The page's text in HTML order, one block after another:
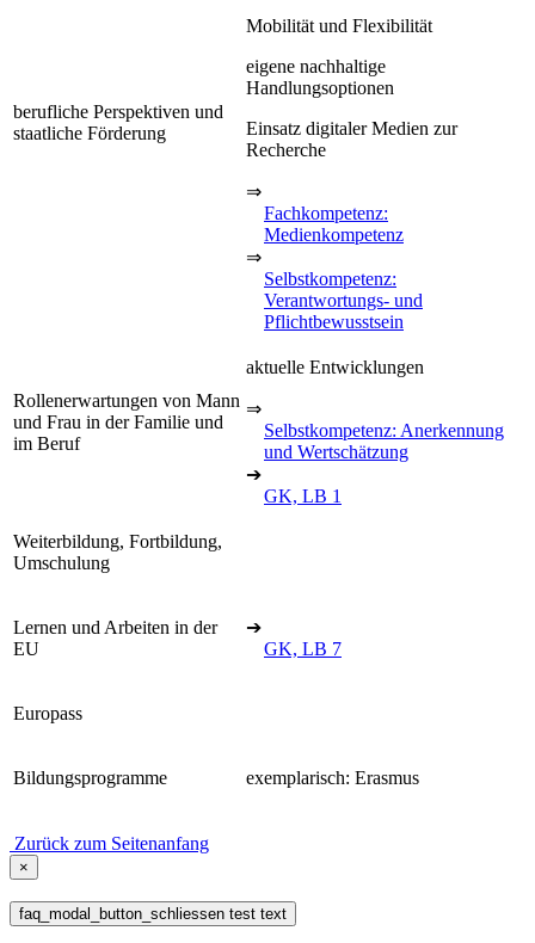
berufliche Perspektiven und
staatliche Förderung
Mobilität und Flexibilität
eigene nachhaltige
Handlungsoptionen
Einsatz digitaler Medien zur
Recherche
⇒
Fachkompetenz:
Medienkompetenz
⇒
Selbstkompetenz:
Verantwortungs- und
Pflichtbewusstsein
Rollenerwartungen von Mann
und Frau in der Familie und
im Beruf
aktuelle Entwicklungen
⇒
Selbstkompetenz: Anerkennung
und Wertschätzung
➔
GK, LB 1
Weiterbildung, Fortbildung,
Umschulung
Lernen und Arbeiten in der
EU
➔
GK, LB 7
Europass
Bildungsprogramme exemplarisch: Erasmus
Zurück zum Seitenanfang
×
faq_modal_button_schliessen test text